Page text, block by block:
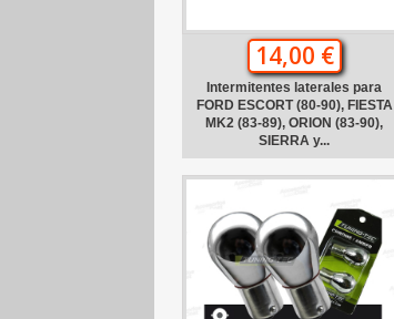
14,00 €
Intermitentes laterales para
FORD ESCORT (80-90), FIESTA
MK2 (83-89), ORION (83-90),
SIERRA y...